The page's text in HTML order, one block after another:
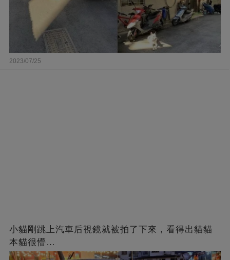
2023/07/25
小貓剛跳上汽車后視鏡就被拍了下來，看得出貓貓
本貓很懵…